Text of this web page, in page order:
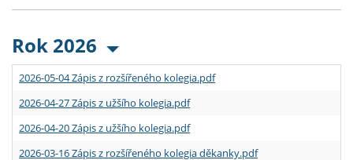
Rok 2026
2026-05-04 Zápis z rozšířeného kolegia.pdf
2026-04-27 Zápis z užšího kolegia.pdf
2026-04-20 Zápis z užšího kolegia.pdf
2026-03-16 Zápis z rozšířeného kolegia děkanky.pdf